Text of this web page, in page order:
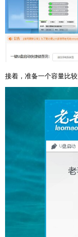
接着，准备一个容量比